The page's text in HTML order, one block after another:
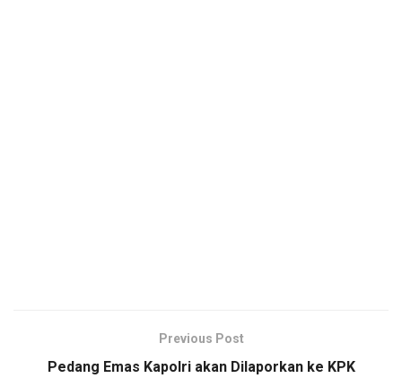
Previous Post
Pedang Emas Kapolri akan Dilaporkan ke KPK